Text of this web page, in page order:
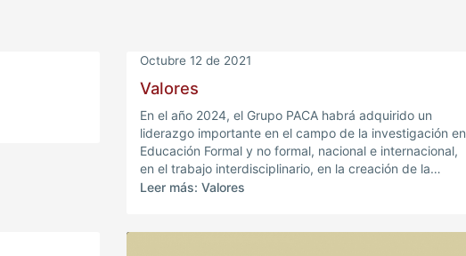
Octubre 12 de 2021
Valores
En el año 2024, el Grupo PACA habrá adquirido un
liderazgo importante en el campo de la investigación en
Educación Formal y no formal, nacional e internacional,
en el trabajo interdisciplinario, en la creación de la
escuela investigativa (Grupos y Semilleros de
Leer más: Valores